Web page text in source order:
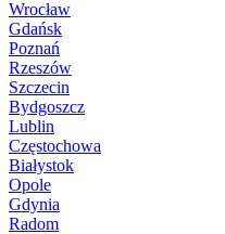
Wrocław
Gdańsk
Poznań
Rzeszów
Szczecin
Bydgoszcz
Lublin
Częstochowa
Białystok
Opole
Gdynia
Radom